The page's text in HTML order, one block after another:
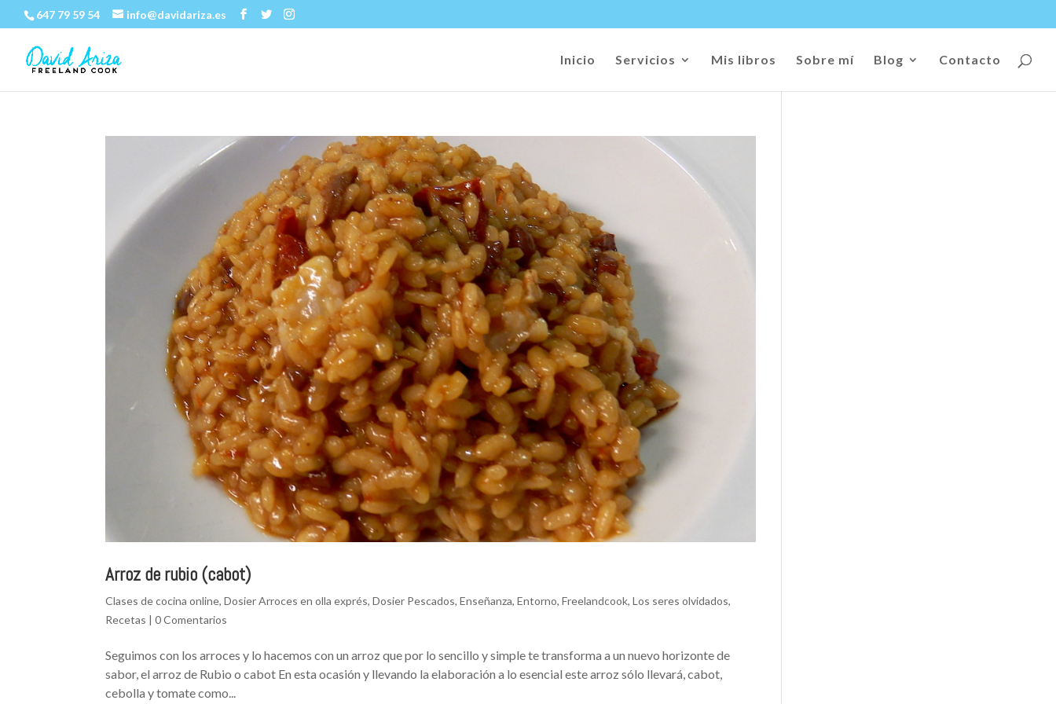
647 79 59 54 info@davidariza.es
Inicio Servicios Mis libros Sobre mí Blog Contacto
Arroz de rubio (cabot)
Clases de cocina online,Dosier Arroces en olla exprés,Dosier Pescados,Enseñanza,Entorno,Freelandcook,Los seres olvidados,
Recetas |0 Comentarios
Seguimos con los arroces y lo hacemos con un arroz que por lo sencillo y simple te transforma a un nuevo horizonte de
sabor, el arroz de Rubio o cabot En esta ocasión y llevando la elaboración a lo esencial este arroz sólo llevará, cabot,
cebolla y tomate como...